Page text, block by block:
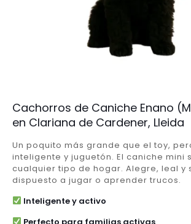
Cachorros de Caniche Enano
en Clariana de Cardener, Lleida
Un poquito más grande que el toy,
inteligente y juguetón. El caniche mini
cualquier tipo de hogar. Alegre, leal y
dispuesto a jugar o aprender trucos.
Inteligente y activo
Perfecto para familias activas